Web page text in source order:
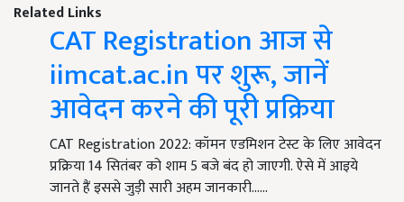
Related Links
CAT Registration आज से
iimcat.ac.in पर शुरू, जानें
आवेदन करने की पूरी प्रक्रिया
CAT Registration 2022: कॉमन एडमिशन टेस्ट के लिए आवेदन
प्रक्रिया 14 सितंबर को शाम 5 बजे बंद हो जाएगी. ऐसे में आइये
जानते हैं इससे जुड़ी सारी अहम जानकारी...…